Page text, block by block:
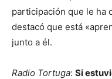
participación que le ha
destacó que está
junto a él.
Radio Tortuga: Si